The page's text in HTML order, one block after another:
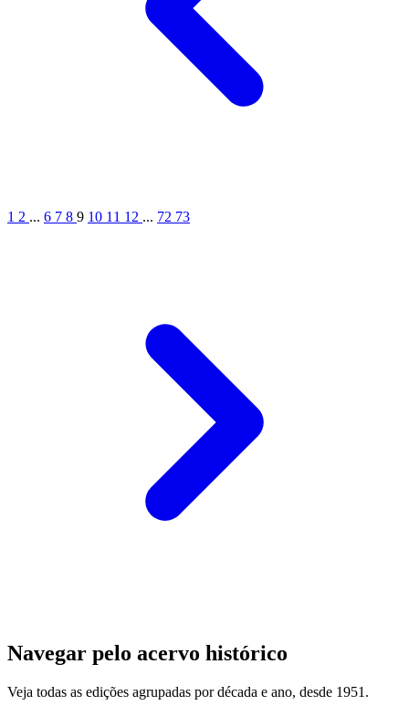
1 2 ... 6 7 8 9 10 11 12 ... 72 73
Navegar pelo acervo histórico
Veja todas as edições agrupadas por década e ano, desde 1951.